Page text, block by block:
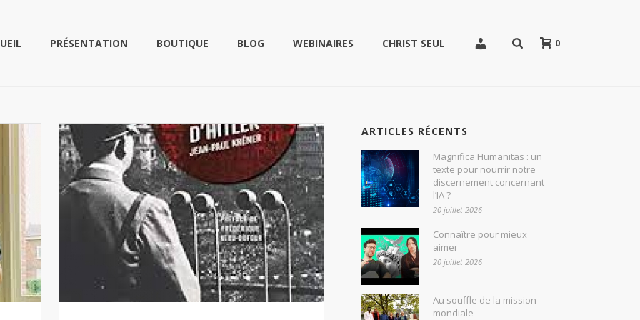
PRÉSENTATION BOUTIQUE BLOG WEBINAIRES CHRIST SEUL 0
ARTICLES RÉCENTS
Magnifica Humanitas : un
texte pour nourrir notre
discernement concernant
l’IA ?
20 juillet 2026
Connaître pour mieux
aimer
20 juillet 2026
Au souffle de la mission
mondiale